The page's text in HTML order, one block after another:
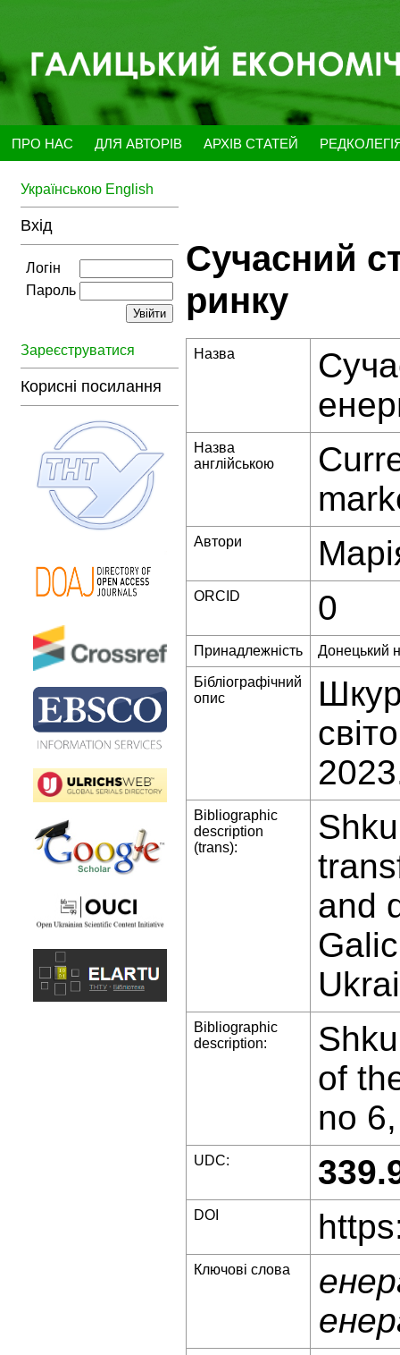
ПРО НАС ДЛЯ АВТОРІВ АРХІВ СТАТЕЙ
Українською English
Вхід
Логін
Пароль
Зареєструватися
Корисні посилання
Сучасний
ринку
Назва
Назва
англійською
Автори
ORCID 0
Принадлежність Донецький
Бібліографічний
опис
Bibliographic
description
(trans):
and
Bibliographic
description:
of
no
UDC:
DOI
Ключові слова